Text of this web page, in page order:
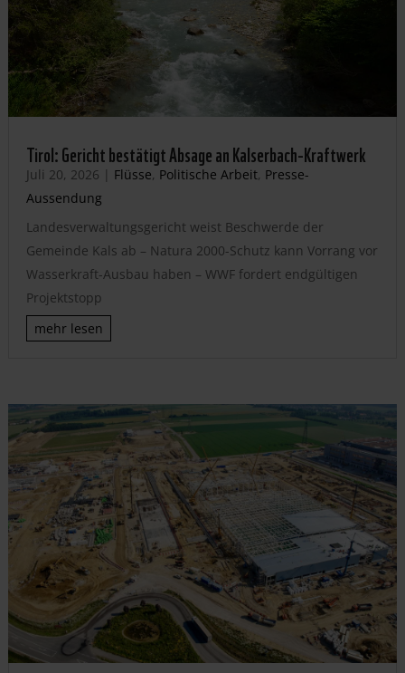
Tirol: Gericht bestätigt Absage an Kalserbach-Kraftwerk
Juli 20, 2026 | Flüsse, Politische Arbeit, Presse-
Aussendung
Landesverwaltungsgericht weist Beschwerde der
Gemeinde Kals ab – Natura 2000-Schutz kann Vorrang vor
Wasserkraft-Ausbau haben – WWF fordert endgültigen
Projektstopp
mehr lesen